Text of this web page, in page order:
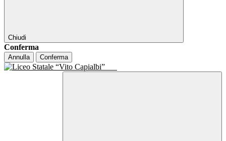
Chiudi
Conferma
Annulla Conferma